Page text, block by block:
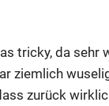
tricky, da sehr
ziemlich
zurück